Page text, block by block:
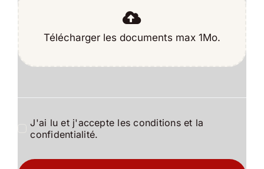
J'ai lu et j'accepte les conditions et la
confidentialité.